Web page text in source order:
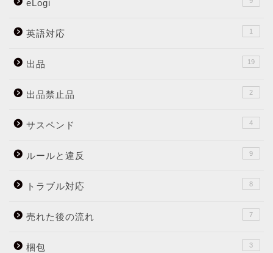
eLogi
英語対応 1
出品 19
出品禁止品 2
サスペンド 4
ルールと違反 9
トラブル対応 8
売れた後の流れ 7
梱包 3